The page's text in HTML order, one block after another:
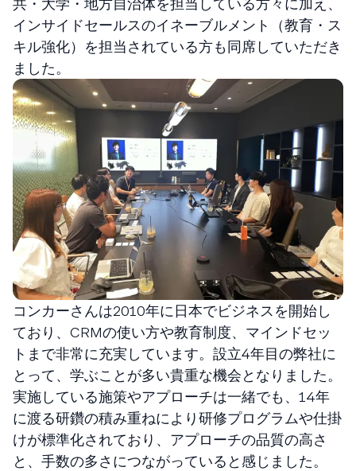
インサイドセールスのイネーブルメント（教育・ス
キル強化）を担当されている方も同席していただき
ました。
コンカーさんは2010年に日本でビジネスを開始し
ており、CRMの使い方や教育制度、マインドセッ
トまで非常に充実しています。設立４年目の弊社に
とって、学ぶことが多い貴重な機会となりました。
実施している施策やアプローチは一緒でも、14年
に渡る研鑽の積み重ねにより研修プログラムや仕掛
けが標準化されており、アプローチの品質の高さ
と、手数の多さにつながっていると感じました。